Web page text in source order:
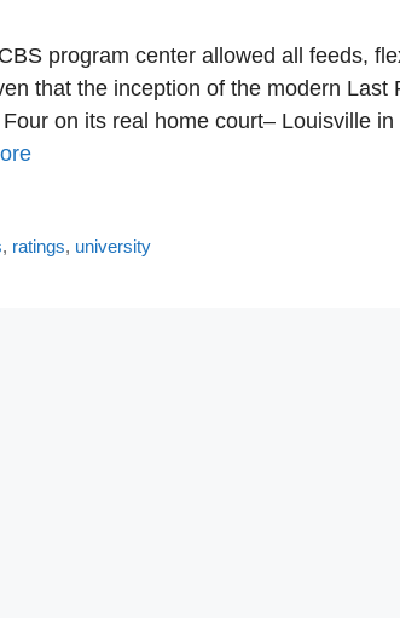
program center allowed all feeds,
that the inception of the modern Last
on its real home court– Louisville
, ratings, university